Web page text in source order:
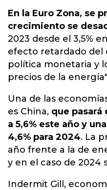
En la Euro Zona, se
crecimiento se
2023 desde el 3,5%
efecto retardado del
política monetaria y
precios de la
Una de las
es China, que pasará
a 5,6% este año y
4,6% para 2024. La
año frente a la de
y en el caso de 2024
Indermit Gill,